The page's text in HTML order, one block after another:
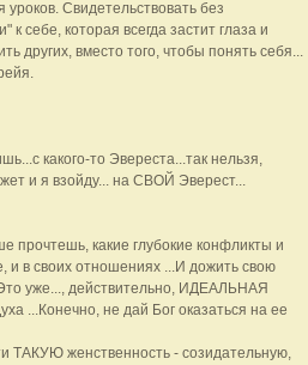
Свидетельствовать без
себе, которая всегда застит глаза и
других, вместо того, чтобы понять себя...
какого-то Эвереста...так нельзя,
и я взойду... на СВОЙ Эверест...
какие глубокие конфликты и
и в своих отношениях ...И дожить свою
уже..., действительно, ИДЕАЛЬНАЯ
...Конечно, не дай Бог оказаться на ее
ТАКУЮ женственность - созидательную,